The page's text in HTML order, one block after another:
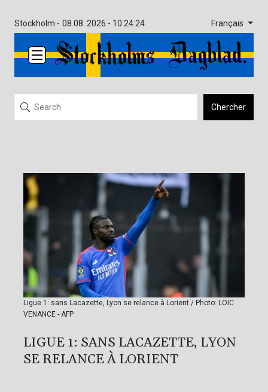
Stockholm - 08.08. 2026 - 10:24:24 Français
Chercher
Ligue 1: sans Lacazette, Lyon se relance à Lorient / Photo: LOIC
VENANCE - AFP
LIGUE 1: SANS LACAZETTE, LYON
SE RELANCE À LORIENT